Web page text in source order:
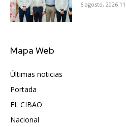
6 agosto, 2026
Mapa Web
Últimas noticias
Portada
EL CIBAO
Nacional